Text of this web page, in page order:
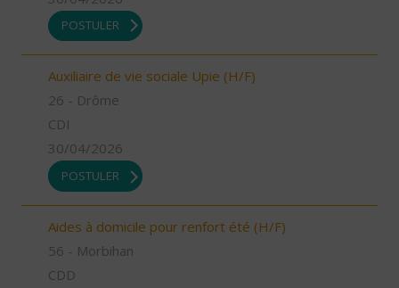
POSTULER
Auxiliaire de vie sociale Upie (H/F)
26 - Drôme
CDI
30/04/2026
POSTULER
Aides à domicile pour renfort été (H/F)
56 - Morbihan
CDD